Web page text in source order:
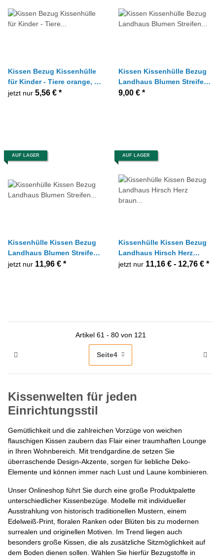
Kissen Bezug Kissenhülle
für Kinder - Tiere orange, 40
x 40 cm
jetzt nur 5,56 € *
Kissen Kissenhülle Bezug
Landhaus Blumen Streifen
natur rot grün gelb, 40x40
9,00 € *
AUF LAGER
Kissenhülle Kissen Bezug
Landhaus Blumen Streifen
natur rot 40 x 40 cm
jetzt nur 11,96 € *
AUF LAGER
Kissenhülle Kissen Bezug
Landhaus Hirsch Herz
braun natur, Größe nach
jetzt nur 11,16 € - 12,76 € *
Artikel 61 - 80 von 121
Seite4
Kissenwelten für jeden
Einrichtungsstil
Gemütlichkeit und die zahlreichen Vorzüge von weichen
flauschigen Kissen zaubern das Flair einer traumhaften Lounge
in Ihren Wohnbereich. Mit trendgardine.de setzen Sie
überraschende Design-Akzente, sorgen für liebliche Deko-
Elemente und können immer nach Lust und Laune kombinieren.
Unser Onlineshop führt Sie durch eine große Produktpalette
unterschiedlicher Kissenbezüge. Modelle mit individueller
Ausstrahlung von historisch traditionellen Mustern, einem
Edelweiß-Print, floralen Ranken oder Blüten bis zu modernen
surrealen und originellen Motiven. Im Trend liegen auch
besonders große Kissen, die als zusätzliche Sitzmöglichkeit auf
dem Boden dienen sollen. Wählen Sie hierfür Bezugstoffe in